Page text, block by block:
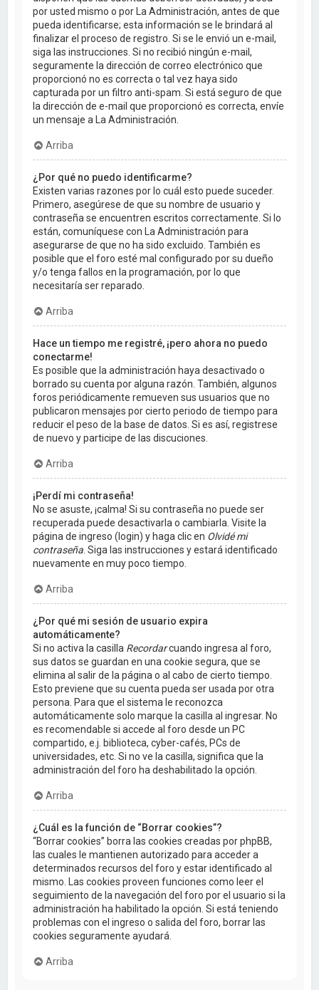
por usted mismo o por La Administración, antes de que
pueda identificarse; esta información se le brindará al
finalizar el proceso de registro. Si se le envió un e-mail,
siga las instrucciones. Si no recibió ningún e-mail,
seguramente la dirección de correo electrónico que
proporcionó no es correcta o tal vez haya sido
capturada por un filtro anti-spam. Si está seguro de que
la dirección de e-mail que proporcionó es correcta, envíe
un mensaje a La Administración.
Arriba
¿Por qué no puedo identificarme?
Existen varias razones por lo cuál esto puede suceder.
Primero, asegúrese de que su nombre de usuario y
contraseña se encuentren escritos correctamente. Si lo
están, comuníquese con La Administración para
asegurarse de que no ha sido excluido. También es
posible que el foro esté mal configurado por su dueño
y/o tenga fallos en la programación, por lo que
necesitaría ser reparado.
Arriba
Hace un tiempo me registré, ¡pero ahora no puedo
conectarme!
Es posible que la administración haya desactivado o
borrado su cuenta por alguna razón. También, algunos
foros periódicamente remueven sus usuarios que no
publicaron mensajes por cierto periodo de tiempo para
reducir el peso de la base de datos. Si es así, registrese
de nuevo y participe de las discuciones.
Arriba
¡Perdí mi contraseña!
No se asuste, ¡calma! Si su contraseña no puede ser
recuperada puede desactivarla o cambiarla. Visite la
página de ingreso (login) y haga clic en Olvidé mi
contraseña . Siga las instrucciones y estará identificado
nuevamente en muy poco tiempo.
Arriba
¿Por qué mi sesión de usuario expira
automáticamente?
Si no activa la casilla Recordarcuando ingresa al foro,
sus datos se guardan en una cookie segura, que se
elimina al salir de la página o al cabo de cierto tiempo.
Esto previene que su cuenta pueda ser usada por otra
persona. Para que el sistema le reconozca
automáticamente solo marque la casilla al ingresar. No
es recomendable si accede al foro desde un PC
compartido, e.j. biblioteca, cyber-cafés, PCs de
universidades, etc. Si no ve la casilla, significa que la
administración del foro ha deshabilitado la opción.
Arriba
¿Cuál es la función de “Borrar cookies”?
“Borrar cookies” borra las cookies creadas por phpBB,
las cuales le mantienen autorizado para acceder a
determinados recursos del foro y estar identificado al
mismo. Las cookies proveen funciones como leer el
seguimiento de la navegación del foro por el usuario si la
administración ha habilitado la opción. Si está teniendo
problemas con el ingreso o salida del foro, borrar las
cookies seguramente ayudará.
Arriba